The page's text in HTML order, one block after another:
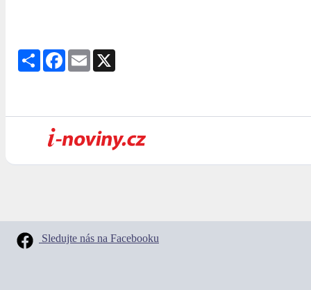
Share Facebook
Email
Sledujte nás na Facebooku